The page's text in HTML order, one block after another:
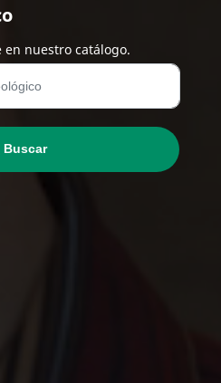
en nuestro catálogo.
Buscar